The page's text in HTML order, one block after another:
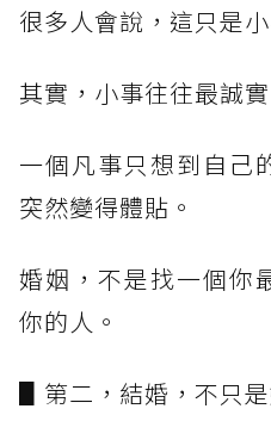
很多人會說，這只是小
其實，小事往往最誠實
一個凡事只想到自己
突然變得體貼。
婚姻，不是找一個你
你的人。
▋第二，結婚，不只是